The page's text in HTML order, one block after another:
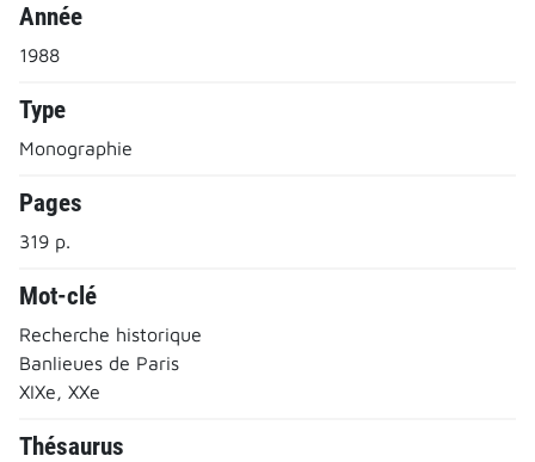
Année
1988
Type
Monographie
Pages
319 p.
Mot-clé
Recherche historique
Banlieues de Paris
XIXe, XXe
Thésaurus